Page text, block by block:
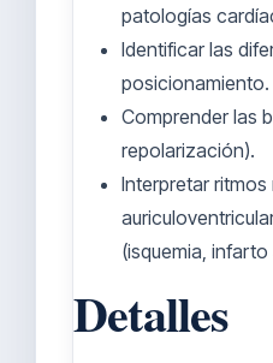
patologías
Identificar las
posicionamiento.
Comprender las
repolarización).
Interpretar
(isquemia,
Detalles